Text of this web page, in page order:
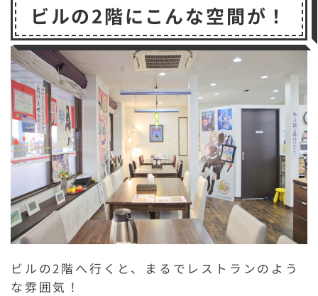
ビルの2階にこんな空間が！
ビルの2階へ行くと、まるでレストランのよう
な雰囲気！